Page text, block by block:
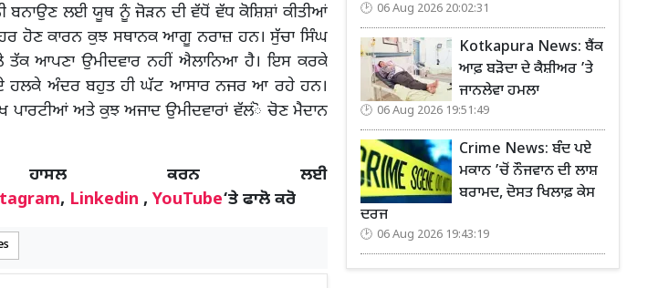
ਬਨਾਉਣ ਲਈ ਯੂਥ ਨੂੰ ਜੋੜਨ ਦੀ ਵੱਧੋਂ ਵੱਧ ਕੋਸ਼ਿਸ਼ਾਂ ਕੀਤੀਆਂ
ਹੋਣ ਕਾਰਨ ਕੁਝ ਸਥਾਨਕ ਆਗੂ ਨਰਾਜ਼ ਹਨ। ਸੁੱਚਾ ਸਿੰਘ
ਤੱਕ ਆਪਣਾ ਉਮੀਦਵਾਰ ਨਹੀਂ ਐਲਾਨਿਆ ਹੈ। ਇਸ ਕਰਕੇ
ਹਲਕੇ ਅੰਦਰ ਬਹੁਤ ਹੀ ਘੱਟ ਆਸਾਰ ਨਜਰ ਆ ਰਹੇ ਹਨ।
ਪਾਰਟੀਆਂ ਅਤੇ ਕੁਝ ਅਜਾਦ ਉਮੀਦਵਾਰਾਂ ਵੱਲਂੋ ਚੋਣ ਮੈਦਾਨ
ਕਰਨ ਲਈ
, Linkedin , YouTube‘ਤੇ ਫਾਲੋ ਕਰੋ
06 Aug 2026 20:02:31
Kotkapura News: ਬੈਂਕ
ਆਫ਼ ਬੜੋਦਾ ਦੇ ਕੈਸ਼ੀਅਰ ’ਤੇ
ਜਾਨਲੇਵਾ ਹਮਲਾ
06 Aug 2026 19:51:49
Crime News: ਬੰਦ ਪਏ
ਮਕਾਨ ’ਚੋਂ ਨੌਜਵਾਨ ਦੀ ਲਾਸ਼
ਬਰਾਮਦ, ਦੋਸਤ ਖਿਲਾਫ਼ ਕੇਸ
ਦਰਜ
06 Aug 2026 19:43:19